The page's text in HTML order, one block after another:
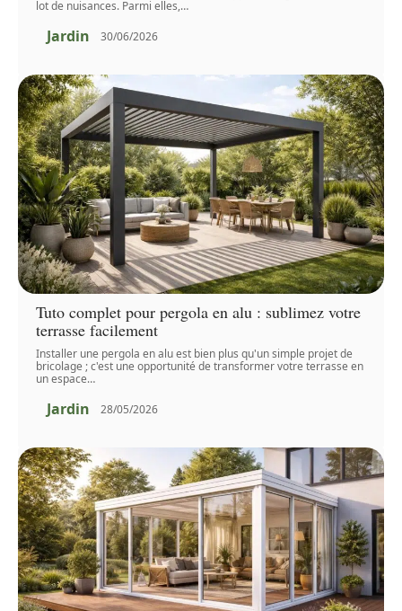
lot de nuisances. Parmi elles,…
Jardin 30/06/2026
Tuto complet pour pergola en alu : sublimez votre
terrasse facilement
Installer une pergola en alu est bien plus qu'un simple projet de
bricolage ; c'est une opportunité de transformer votre terrasse en
un espace…
Jardin 28/05/2026